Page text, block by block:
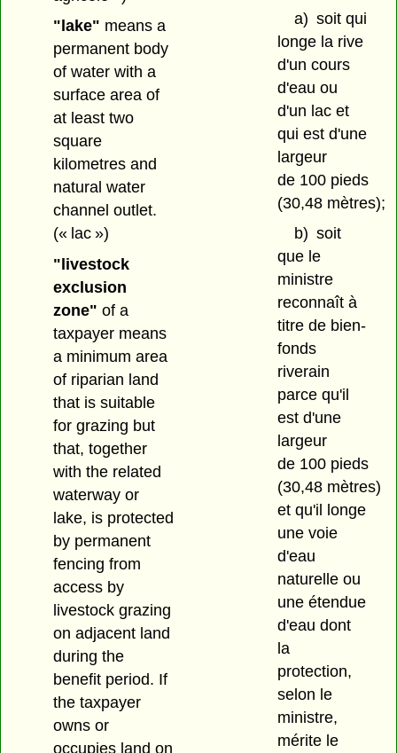
"lake" means a
permanent body
of water with a
surface area of
at least two
square
kilometres and
natural water
channel outlet.
(« lac »)
"livestock
exclusion
zone" of a
taxpayer means
a minimum area
of riparian land
that is suitable
for grazing but
that, together
with the related
waterway or
lake, is protected
by permanent
fencing from
access by
livestock grazing
on adjacent land
during the
benefit period. If
the taxpayer
owns or
occupies land on
a) soit qui
longe la rive
d'un cours
d'eau ou
d'un lac et
qui est d'une
largeur
de 100 pieds
(30,48 mètres);
b) soit
que le
ministre
reconnaît à
titre de bien-
fonds
riverain
parce qu'il
est d'une
largeur
de 100 pieds
(30,48 mètres)
et qu'il longe
une voie
d'eau
naturelle ou
une étendue
d'eau dont
la
protection,
selon le
ministre,
mérite le